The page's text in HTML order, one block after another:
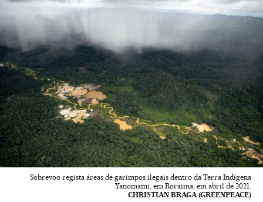
Sobrevoo regista áreas de garimpos ilegais dentro da Terra Indígena
Yanomami, em Roraima, em abril de 2021.
CHRISTIAN BRAGA (GREENPEACE)